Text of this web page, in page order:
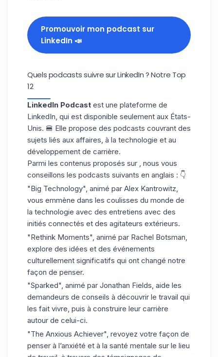
Promouvoir mon podcast sur
LinkedIn 📣
Quels podcasts suivre sur LinkedIn ? Notre Top
12
LinkedIn Podcast est une plateforme de
LinkedIn, qui est disponible seulement aux États-
Unis. 🍔 Elle propose des podcasts couvrant des
sujets liés aux affaires, à la technologie et au
développement de carrière.
Parmi les contenus proposés sur , nous vous
conseillons les podcasts suivants en anglais : 👇
"Big Technology" , animé par Alex Kantrowitz,
vous emmène dans les coulisses du monde de
la technologie avec des entretiens avec des
initiés connectés et des agitateurs extérieurs.
"Rethink Moments" , animé par Rachel Botsman,
explore des idées et des événements
culturellement significatifs qui ont changé notre
façon de penser.
"Sparked", animé par Jonathan Fields, aide les
demandeurs de conseils à découvrir le travail qui
les fait vivre, puis à construire leur carrière
autour de celui-ci.
"The Anxious Achiever", revoyez votre façon de
penser à l’anxiété et à la santé mentale sur le lieu